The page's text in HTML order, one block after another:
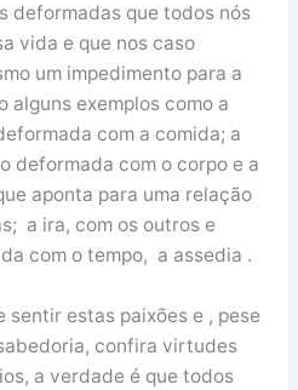
deformadas que todos nós
vida e que nos caso
um impedimento para a
alguns exemplos como a
com a comida; a
deformada com o corpo e a
aponta para uma relação
a ira, com os outros e
com o tempo, a assedia .
sentir estas paixões e , pese
confira virtudes
a verdade é que todos